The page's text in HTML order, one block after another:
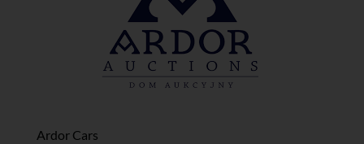
Ardor Cars